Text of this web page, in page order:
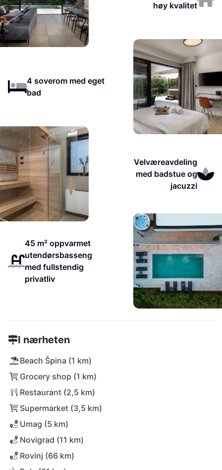
høy kvalitet
4 soverom med eget
bad
Velværeavdeling
med badstue og
jacuzzi
45 m² oppvarmet
utendørsbasseng
med fullstendig
privatliv
I nærheten
Beach Špina (1 km)
Grocery shop (1 km)
Restaurant (2,5 km)
Supermarket (3,5 km)
Umag (5 km)
Novigrad (11 km)
Rovinj (66 km)